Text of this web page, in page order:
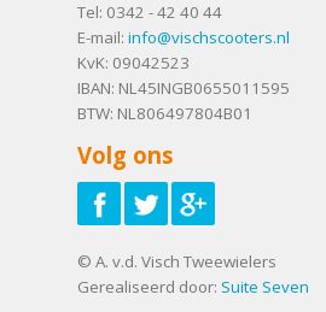
Tel: 0342 - 42 40 44
E-mail: info@vischscooters.nl
KvK: 09042523
IBAN: NL45INGB0655011595
BTW: NL806497804B01
Volg ons
© A. v.d. Visch Tweewielers
Gerealiseerd door: Suite Seven